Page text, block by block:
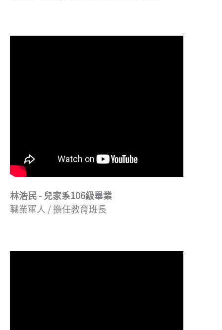
林浩民 - 兒家系106級畢業
職業軍人 / 擔任教育班長